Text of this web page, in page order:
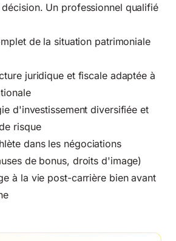
Un professionnel qualifié
de la situation patrimoniale
juridique et fiscale adaptée à
d'investissement diversifiée et
risque
dans les négociations
de bonus, droits d'image)
à la vie post-carrière bien avant